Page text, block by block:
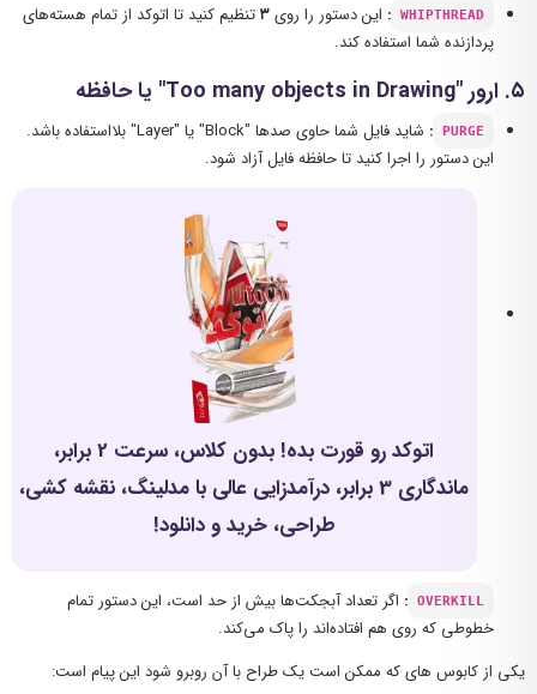
WHIPTHREAD
: این دستور را روی۳تنظیم کنید تا اتوکد از تمام هسته‌های
پردازنده شما استفاده کند.
۵. ارور "Too many objects in Drawing" یا حافظه
PURGE
:
شاید فایل شما حاوی صدها "Block" یا "Layer" بلااستفاده باشد.
این دستور را اجرا کنید تا حافظه فایل آزاد شود.
اتوکد رو قورت بده! بدون کلاس، سرعت 2 برابر،
ماندگاری 3 برابر، درآمدزایی عالی با مدلینگ، نقشه کشی،
طراحی، خرید و دانلود!
OVERKILL
: اگر تعداد آبجکت‌ها بیش از حد است، این دستور تمام
خطوطی که روی هم افتاده‌اند را پاک می‌کند.
یکی از کابوس های که ممکن است یک طراح با آن روبرو شود این پیام است: